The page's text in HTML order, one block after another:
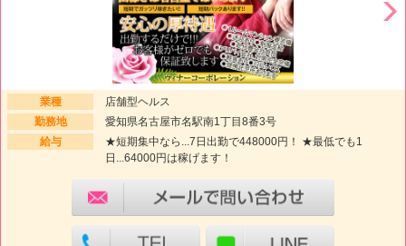
業種
店舗型ヘルス
勤務地
愛知県名古屋市名駅南1丁目8番3号
給与
★短期集中なら...7日出勤で448000円！ ★最低でも1
日...64000円は稼げます！